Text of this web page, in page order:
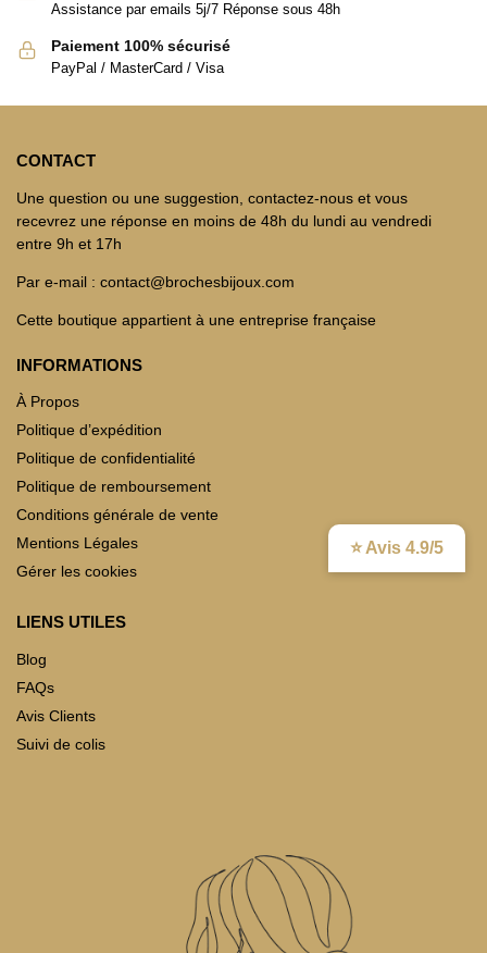
⭐ Avis 4.9/5
Assistance par emails 5j/7 Réponse sous 48h
Paiement 100% sécurisé
PayPal / MasterCard / Visa
CONTACT
Une question ou une suggestion, contactez-nous et vous
recevrez une réponse en moins de 48h du lundi au vendredi
entre 9h et 17h
Par e-mail : contact@brochesbijoux.com
Cette boutique appartient à une entreprise française
INFORMATIONS
À Propos
Politique d’expédition
Politique de confidentialité
Politique de remboursement
Conditions générale de vente
Mentions Légales
Gérer les cookies
LIENS UTILES
Blog
FAQs
Avis Clients
Suivi de colis